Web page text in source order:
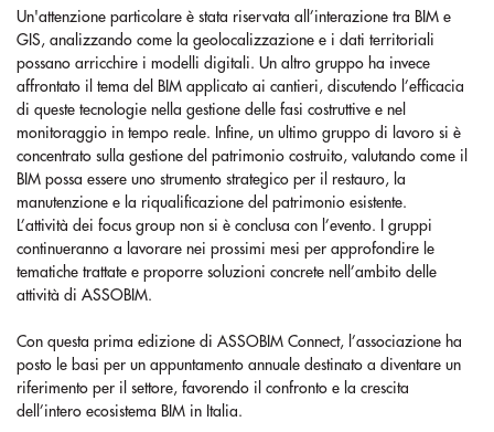
Un'attenzione particolare è stata riservata all’interazione tra BIM e
GIS, analizzando come la geolocalizzazione e i dati territoriali
possano arricchire i modelli digitali. Un altro gruppo ha invece
affrontato il tema del BIM applicato ai cantieri, discutendo l’efficacia
di queste tecnologie nella gestione delle fasi costruttive e nel
monitoraggio in tempo reale. Infine, un ultimo gruppo di lavoro si è
concentrato sulla gestione del patrimonio costruito, valutando come il
BIM possa essere uno strumento strategico per il restauro, la
manutenzione e la riqualificazione del patrimonio esistente.
L’attività dei focus group non si è conclusa con l’evento. I gruppi
continueranno a lavorare nei prossimi mesi per approfondire le
tematiche trattate e proporre soluzioni concrete nell’ambito delle
attività di ASSOBIM.
Con questa prima edizione di ASSOBIM Connect, l’associazione ha
posto le basi per un appuntamento annuale destinato a diventare un
riferimento per il settore, favorendo il confronto e la crescita
dell’intero ecosistema BIM in Italia.